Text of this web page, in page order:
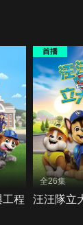
工程
全26集
汪汪隊立